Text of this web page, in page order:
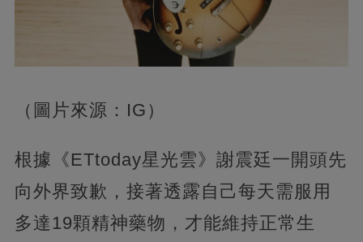
（圖片來源：IG）
根據《ETtoday星光雲》謝震廷一開頭先
向外界致歉，接著透露自己每天需服用
多達19顆精神藥物，才能維持正常生